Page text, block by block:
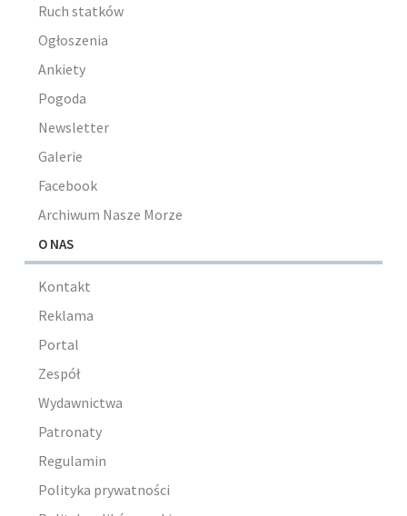
Ruch statków
Ogłoszenia
Ankiety
Pogoda
Newsletter
Galerie
Facebook
Archiwum Nasze Morze
O NAS
Kontakt
Reklama
Portal
Zespół
Wydawnictwa
Patronaty
Regulamin
Polityka prywatności